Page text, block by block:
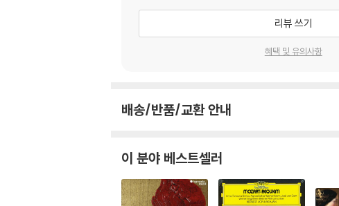
리뷰 쓰기
혜택 및 유의사항
배송/반품/교환 안내
이 분야 베스트셀러